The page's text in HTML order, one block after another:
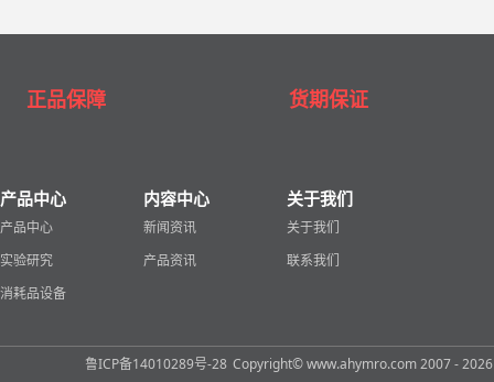
正品保障 货期保证
产品中心
产品中心
实验研究
消耗品设备
内容中心
新闻资讯
产品资讯
关于我们
关于我们
联系我们
鲁ICP备14010289号-28 Copyright© www.ahymro.com 2007 - 2026